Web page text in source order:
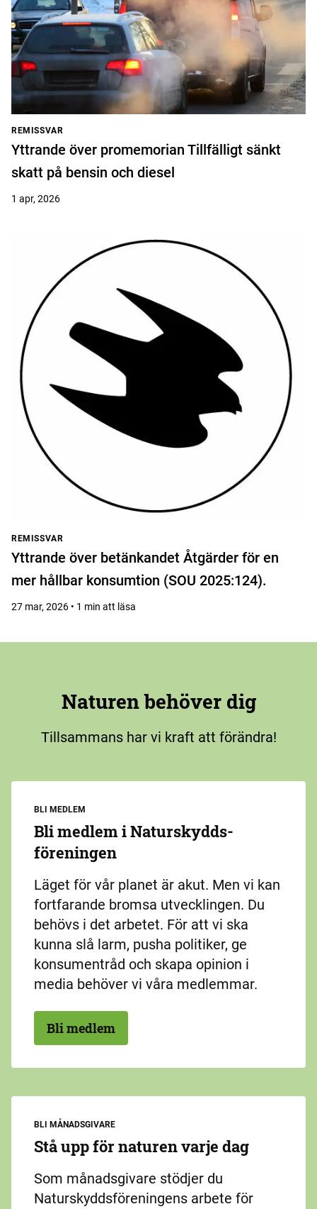
REMISSVAR
Yttrande över promemorian Tillfälligt sänkt
skatt på bensin och diesel
1 apr, 2026
REMISSVAR
Yttrande över betänkandet Åtgärder för en
mer hållbar konsumtion (SOU 2025:124).
27 mar, 2026 • 1 min att läsa
Naturen behöver dig
Tillsammans har vi kraft att förändra!
BLI MEDLEM
Bli medlem i Naturskydds­
föreningen
Läget för vår planet är akut. Men vi kan
fortfarande bromsa utvecklingen. Du
behövs i det arbetet. För att vi ska
kunna slå larm, pusha politiker, ge
konsumentråd och skapa opinion i
media behöver vi våra medlemmar.
Bli medlem
BLI MÅNADSGIVARE
Stå upp för naturen varje dag
Som månadsgivare stödjer du
Naturskyddsföreningens arbete för